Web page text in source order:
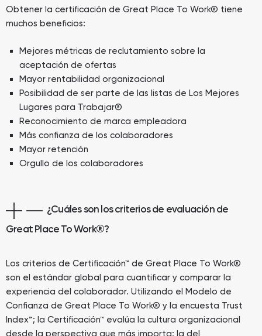
Obtener la certificación de Great Place To Work® tiene
muchos beneficios:
Mejores métricas de reclutamiento sobre la
aceptación de ofertas
Mayor rentabilidad organizacional
Posibilidad de ser parte de las listas de Los Mejores
Lugares para Trabajar®
Reconocimiento de marca empleadora
Más confianza de los colaboradores
Mayor retención
Orgullo de los colaboradores
¿Cuáles son los criterios de evaluación de
Great Place To Work®?
Los criterios de Certificación™ de Great Place To Work®
son el estándar global para cuantificar y comparar la
experiencia del colaborador. Utilizando el Modelo de
Confianza de Great Place To Work® y la encuesta Trust
Index™; la Certificación™ evalúa la cultura organizacional
desde la perspectiva que más importa: la del